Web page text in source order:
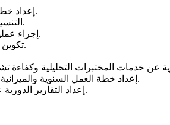
إعداد خطط وبرامج الصيانة الدورية والطارئة لأجهزة المختبرات لإجراء التحاليل.
التنسيق بين المختبرات التابعة للهيئة وذلك لاستخدام الأمثل لمختبرات الهيئة.
إجراء عمليات التحاليل بأنواعها واستخلاص النتائج وتزويد الادارات المعنية بالنتائج.
تكوين قاعدة بيانات بالنتائج وتوفير مخرجاتها للإدارات الفنية والرقابية بالهيئة.
إعداد خطة العمل السنوية والميزانية التشغيلية المقترحة للإدارة وتقديمها لنائب المدير العام للشئون الفنية.
إعداد التقارير الدورية عن أنشطة وانجازات الادارة وتقديمها لنائب المدير العام للشئون الفنية.